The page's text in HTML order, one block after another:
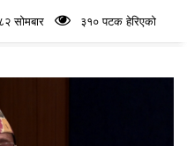
सोमबार ३१० पटक हेरिएको